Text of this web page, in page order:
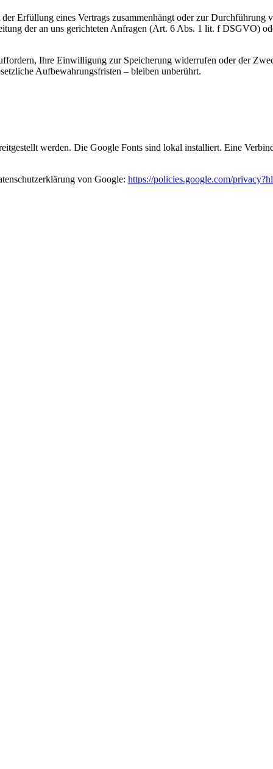
Erfüllung eines Vertrags zusammenhängt oder zur Durchführung
der an uns gerichteten Anfragen (Art. 6 Abs. 1 lit. f DSGVO)
Ihre Einwilligung zur Speicherung widerrufen oder der
Aufbewahrungsfristen – bleiben unberührt.
werden. Die Google Fonts sind lokal installiert. Eine
von Google: https://policies.google.com/